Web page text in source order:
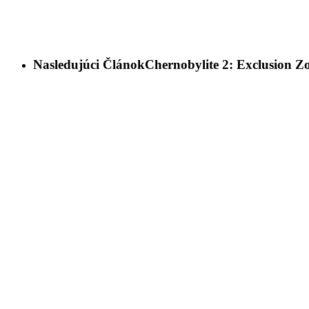
Nasledujúci ČlánokChernobylite 2: Exclusion